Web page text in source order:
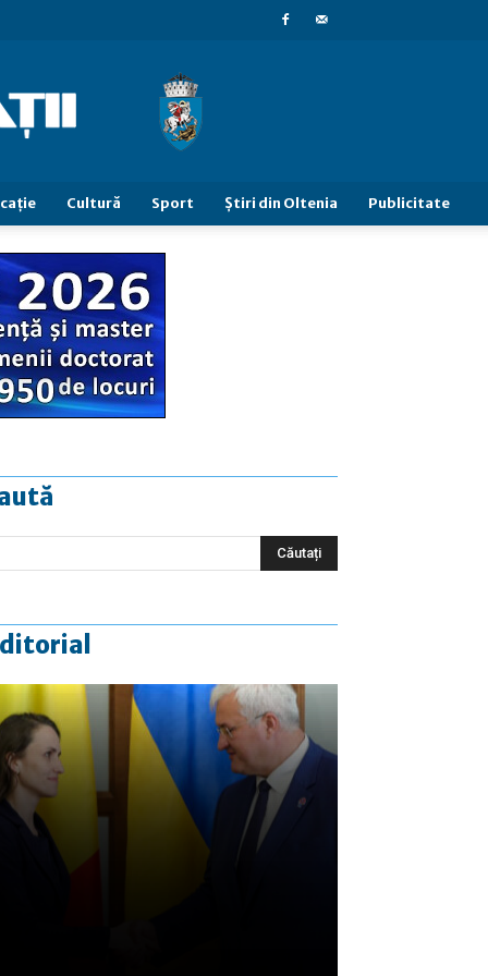
Cultură Sport Știri din Oltenia Publicitate